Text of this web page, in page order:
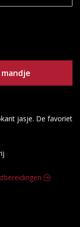
jasje. De favoriet